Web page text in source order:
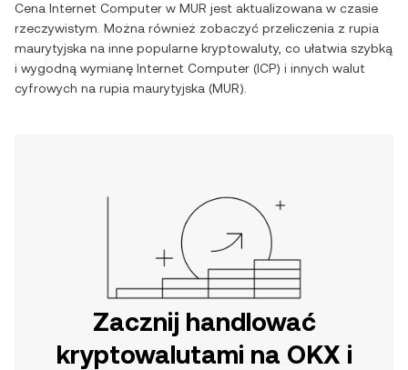
Cena Internet Computer w MUR jest aktualizowana w czasie
rzeczywistym. Można również zobaczyć przeliczenia z rupia
maurytyjska na inne popularne kryptowaluty, co ułatwia szybką
i wygodną wymianę Internet Computer (ICP) i innych walut
cyfrowych na rupia maurytyjska (MUR).
Zacznij handlować
kryptowalutami na OKX i